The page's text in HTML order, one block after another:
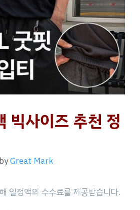
빅사이즈 추천 정
byGreat Mark